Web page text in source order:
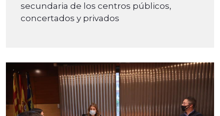
secundaria de los centros públicos,
concertados y privados